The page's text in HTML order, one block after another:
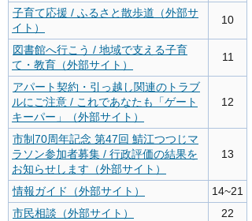
子育て応援 / ふるさと散歩道（外部サ
イト）
10
図書館へ行こう / 地域で支える子育
て・教育（外部サイト）
11
アパート契約・引っ越し関連のトラブ
ルにご注意 / これであなたも「ゲート
キーパー」（外部サイト）
12
市制70周年記念 第47回 鯖江つつじマ
ラソン参加者募集 / 行政評価の結果を
お知らせします（外部サイト）
13
情報ガイド（外部サイト）
14~21
市民相談（外部サイト）
22